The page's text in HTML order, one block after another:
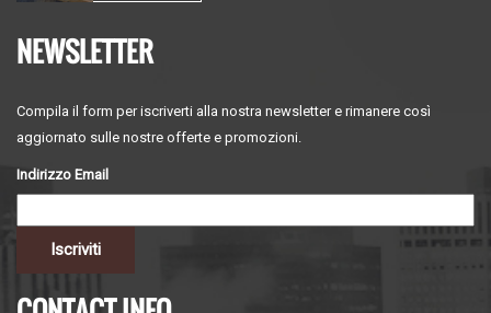
NEWSLETTER
Compila il form per iscriverti alla nostra newsletter e rimanere così
aggiornato sulle nostre offerte e promozioni.
Indirizzo Email